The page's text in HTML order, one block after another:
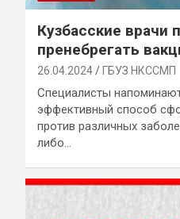
Кузбасские врачи
пренебрегать
26.04.2024 ГБУЗ НКССМП
Специалисты
эффективный способ
против различных
либо…